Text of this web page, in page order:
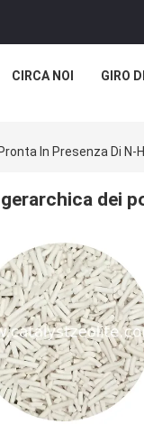
CIRCA NOI GIRO
In Presenza Di N-
dei